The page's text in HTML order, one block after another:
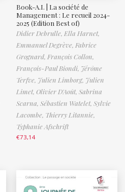
Book-A.I. | La société de
Management : Le recueil 2024-
2025 (Edition Best of)
Didier Debrulle, Ella Harnet,
Emmanuel Degrève, Fabrice
Grognard, François Collon,
François-Paul Biondi, Jérôme
Terfve, Julien Limborg, Julien
Limet, Olivier D'Août, Sabrina
Scarna, Sébastien Watelet, Sylvie
Lacombe, Thierry Litannie,
Typhanie Afschrift
€73,14